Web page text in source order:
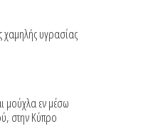
χαμηλής υγρασίας
μούχλα εν μέσω
στην Κύπρο